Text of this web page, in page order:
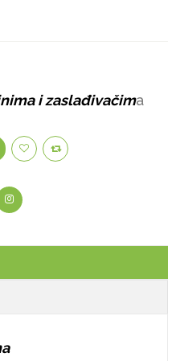
i zaslađivačima